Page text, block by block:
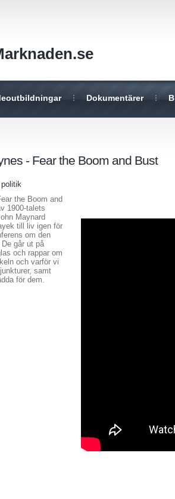
Dokumentärer
- Fear the Boom and Bust
the Boom and
1900-talets
Maynard
till liv igen för
om den
går ut på
och rappar om
och varför vi
samt
för dem.